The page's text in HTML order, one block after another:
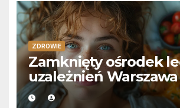
ZDROWIE
Zamknięty ośrodek
uzależnień Warszawa